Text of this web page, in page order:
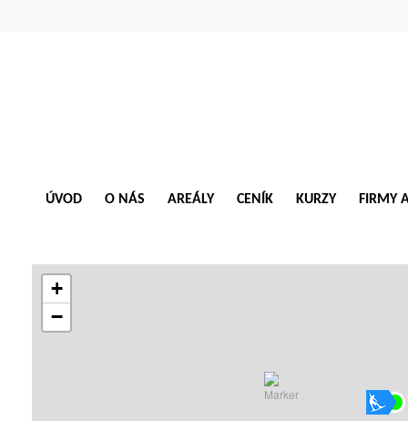
ÚVOD O NÁS AREÁLY CENÍK KURZY FIRMY
+
−